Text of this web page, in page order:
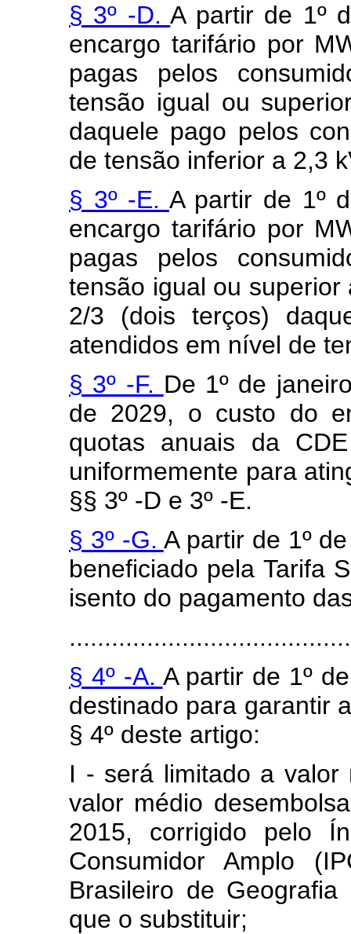
§ 3º -D.A partir de 1º
encargo tarifário por
pagas pelos
tensão igual ou
daquele pago pelos
de tensão inferior a 2,3
§ 3º -E. A partir de 1º
encargo tarifário por
pagas pelos
tensão igual ou
2/3 (dois terços)
atendidos em nível de
§ 3º -F. De 1º de
de 2029, o custo do
quotas anuais da
uniformemente para
§§ 3º -D e 3º -E.
§ 3º -G. A partir de 1º
beneficiado pela Tarifa
isento do pagamento
§ 4º -A. A partir de 1º
destinado para garantir
§ 4º deste artigo:
I - será limitado a valor
valor médio
2015, corrigido pelo
Consumidor Amplo
Brasileiro de
que o substituir;